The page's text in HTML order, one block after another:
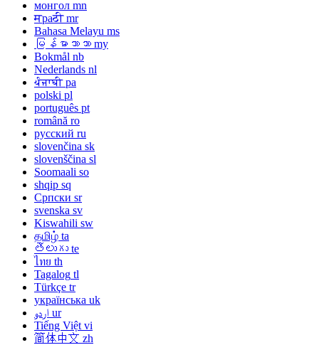
монгол mn
मраठी mr
Bahasa Melayu ms
မြန်မာဘာသာ my
Bokmål nb
Nederlands nl
ਪੰਜਾਬੀ pa
polski pl
português pt
română ro
русский ru
slovenčina sk
slovenščina sl
Soomaali so
shqip sq
Српски sr
svenska sv
Kiswahili sw
தமிழ் ta
తెలుగు te
ไทย th
Tagalog tl
Türkçe tr
українська uk
اردو ur
Tiếng Việt vi
简体中文 zh